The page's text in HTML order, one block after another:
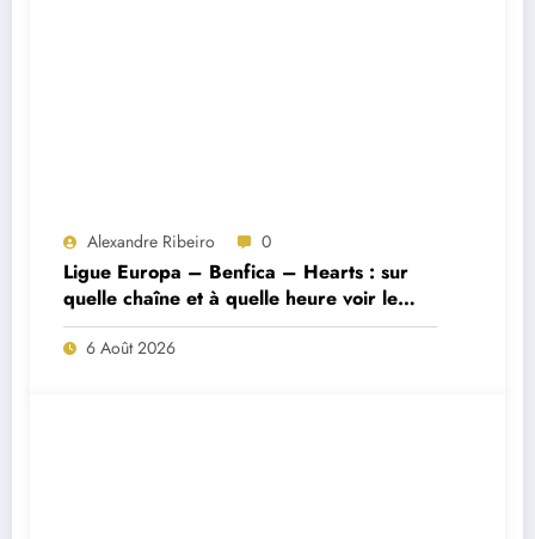
Alexandre Ribeiro 0
Ligue Europa – Benfica – Hearts : sur
quelle chaîne et à quelle heure voir le
match ?
6 Août 2026